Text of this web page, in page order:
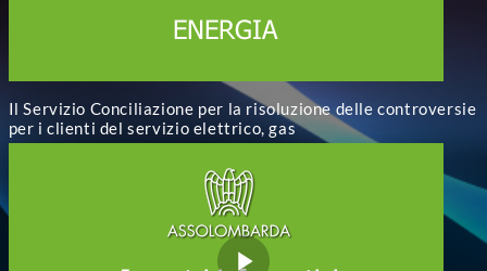
Il Servizio Conciliazione per la risoluzione delle controversie
per i clienti del servizio elettrico, gas